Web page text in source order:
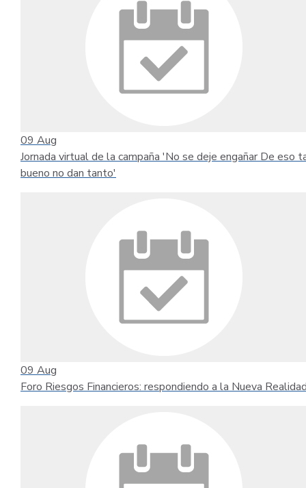
09 Aug
Jornada virtual de la campaña 'No se deje engañar De eso
bueno no dan tanto'
09 Aug
Foro Riesgos Financieros: respondiendo a la Nueva